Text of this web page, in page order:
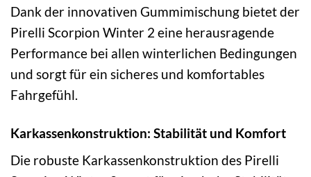
Dank der innovativen Gummimischung bietet der
Pirelli Scorpion Winter 2 eine herausragende
Performance bei allen winterlichen Bedingungen
und sorgt für ein sicheres und komfortables
Fahrgefühl.
Karkassenkonstruktion: Stabilität und Komfort
Die robuste Karkassenkonstruktion des Pirelli